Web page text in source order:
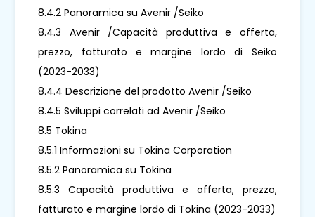
8.4.2 Panoramica su Avenir /Seiko
8.4.3 Avenir /Capacità produttiva e offerta,
prezzo, fatturato e margine lordo di Seiko
(2023-2033)
8.4.4 Descrizione del prodotto Avenir /Seiko
8.4.5 Sviluppi correlati ad Avenir /Seiko
8.5 Tokina
8.5.1 Informazioni su Tokina Corporation
8.5.2 Panoramica su Tokina
8.5.3 Capacità produttiva e offerta, prezzo,
fatturato e margine lordo di Tokina (2023-2033)